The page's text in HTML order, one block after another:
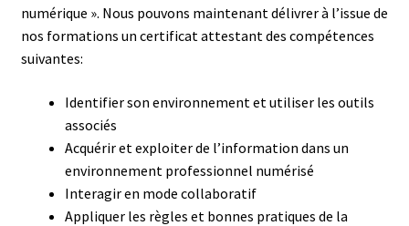
numérique ». Nous pouvons maintenant délivrer à l’issue de
nos formations un certificat attestant des compétences
suivantes:
Identifier son environnement et utiliser les outils
associés
Acquérir et exploiter de l’information dans un
environnement professionnel numérisé
Interagir en mode collaboratif
Appliquer les règles et bonnes pratiques de la